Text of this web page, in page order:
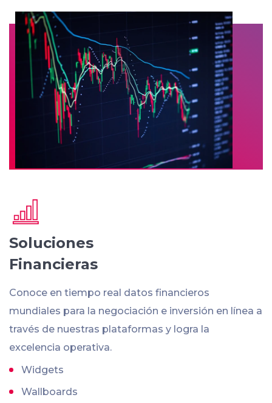
Soluciones
Financieras
Conoce en tiempo real datos financieros
mundiales para la negociación e inversión en línea a
través de nuestras plataformas y logra la
excelencia operativa.
Widgets
Wallboards